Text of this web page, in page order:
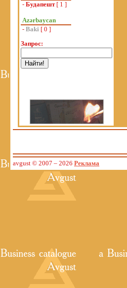
- Будапешт[ 1 ]
Azərbaycan
- Baki [ 0 ]
Запрос:
avgust © 2007 – 2026 Реклама